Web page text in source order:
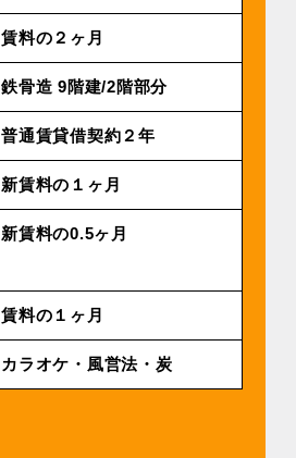
賃料の２ヶ月
鉄⾻造 9階建/2階部分
普通賃貸借契約２年
新賃料の１ヶ月
新賃料の0.5ヶ月
賃料の１ヶ月
カラオケ・風営法・炭